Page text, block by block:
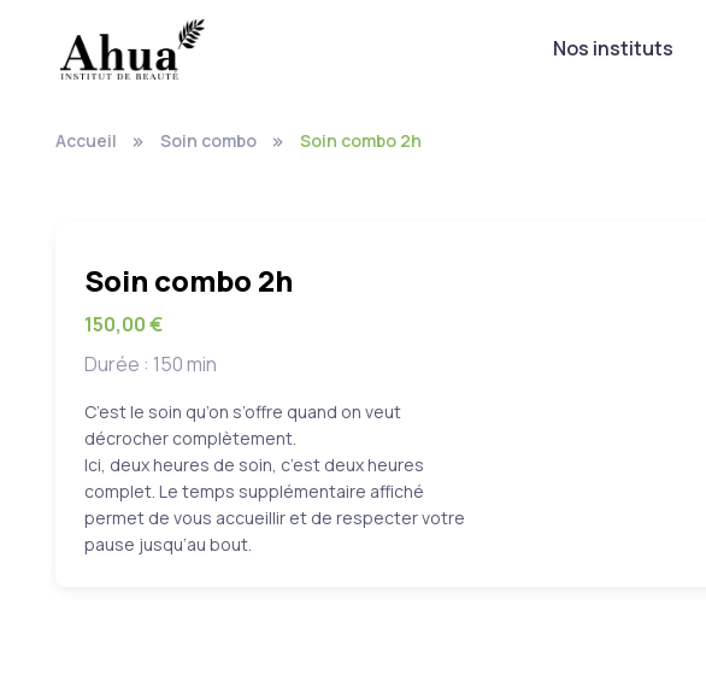
Nos instituts
Accueil Soin combo Soin combo 2h
Soin combo 2h
150,00 €
Durée : 150 min
C’est le soin qu’on s’offre quand on veut
décrocher complètement.
Ici, deux heures de soin, c’est deux heures
complet. Le temps supplémentaire affiché
permet de vous accueillir et de respecter votre
pause jusqu’au bout.